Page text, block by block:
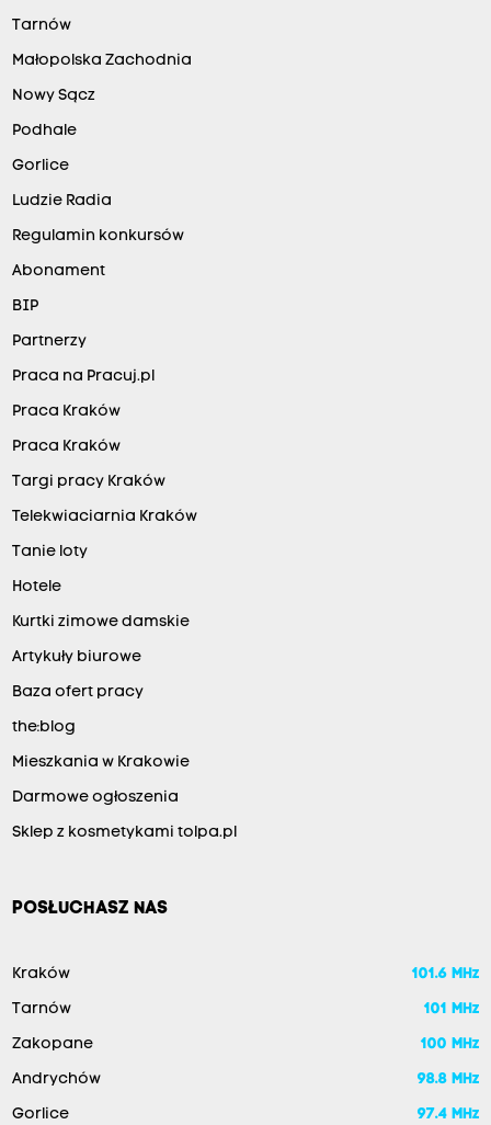
Tarnów
Małopolska Zachodnia
Nowy Sącz
Podhale
Gorlice
Ludzie Radia
Regulamin konkursów
Abonament
BIP
Partnerzy
Praca na Pracuj.pl
Praca Kraków
Praca Kraków
Targi pracy Kraków
Telekwiaciarnia Kraków
Tanie loty
Hotele
Kurtki zimowe damskie
Artykuły biurowe
Baza ofert pracy
the:blog
Mieszkania w Krakowie
Darmowe ogłoszenia
Sklep z kosmetykami tolpa.pl
POSŁUCHASZ NAS
Kraków 101.6 MHz
Tarnów 101 MHz
Zakopane 100 MHz
Andrychów 98.8 MHz
Gorlice 97.4 MHz